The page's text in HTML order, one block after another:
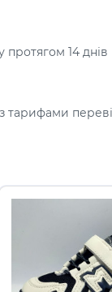
14 днів
тарифами